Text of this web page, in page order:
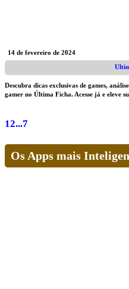
14 de fevereiro de 2024
Descubra dicas exclusivas de games,
gamer no Última Ficha. Acesse já e eleve
12...7
Os Apps mais